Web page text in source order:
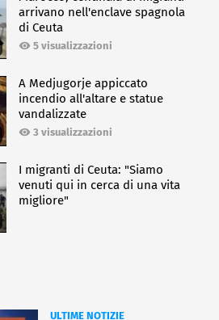
arrivano nell'enclave spagnola
di Ceuta
5 visualizzazioni
A Medjugorje appiccato
incendio all'altare e statue
vandalizzate
3 visualizzazioni
I migranti di Ceuta: "Siamo
venuti qui in cerca di una vita
migliore"
ULTIME NOTIZIE